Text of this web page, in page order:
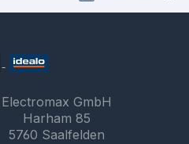
Electromax GmbH
Harham 85
5760 Saalfelden